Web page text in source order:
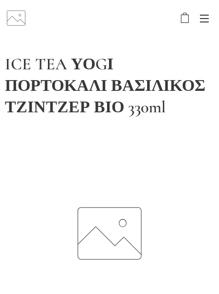
ICE TEA ΥΟGΙ
ΠΟΡΤΟΚΑΛΙ ΒΑΣΙΛΙΚΟΣ
ΤΖΙΝΤΖΕΡ ΒΙΟ 330ml